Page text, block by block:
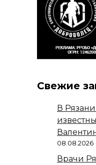
Свежие
В
08.08.2026
Врачи